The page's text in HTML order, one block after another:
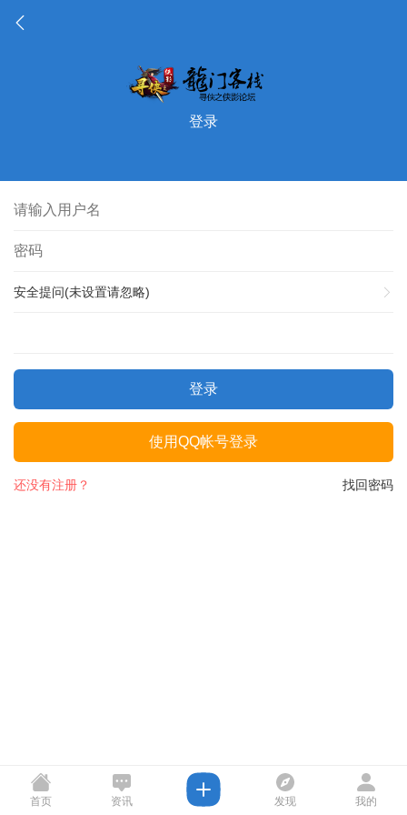
登录
安全提问(未设置请忽略)
登录
使用QQ帐号登录
找回密码
还没有注册？
首页 资讯 发现 我的